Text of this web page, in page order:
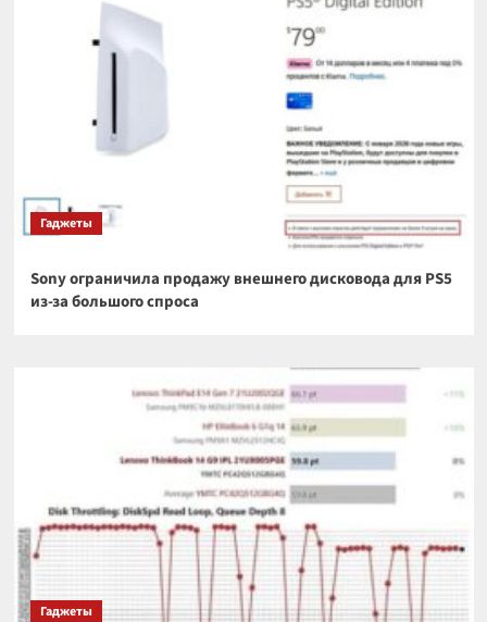
Гаджеты
Sony ограничила продажу внешнего дисковода для PS5
из-за большого спроса
Гаджеты